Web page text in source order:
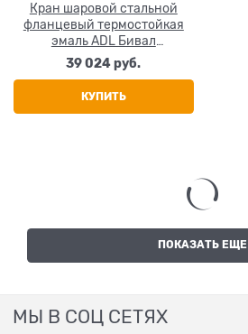
Кран шаровой стальной
фланцевый термостойкая
эмаль ADL Бивал
CM02A226816 Ду 125 Ру16
39 024 руб.
КУПИТЬ
ПОКАЗАТЬ ЕЩЕ
МЫ В СОЦ СЕТЯХ